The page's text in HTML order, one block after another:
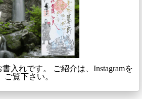
入れです。 ご紹介は、Instagramを
ご覧下さい。